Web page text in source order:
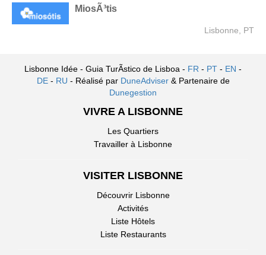
MiosÃ³tis
Lisbonne, PT
Lisbonne Idée - Guia TurÃ­stico de Lisboa - FR - PT - EN -
DE- RU - Réalisé par DuneAdviser & Partenaire de
Dunegestion
VIVRE A LISBONNE
Les Quartiers
Travailler à Lisbonne
VISITER LISBONNE
Découvrir Lisbonne
Activités
Liste Hôtels
Liste Restaurants